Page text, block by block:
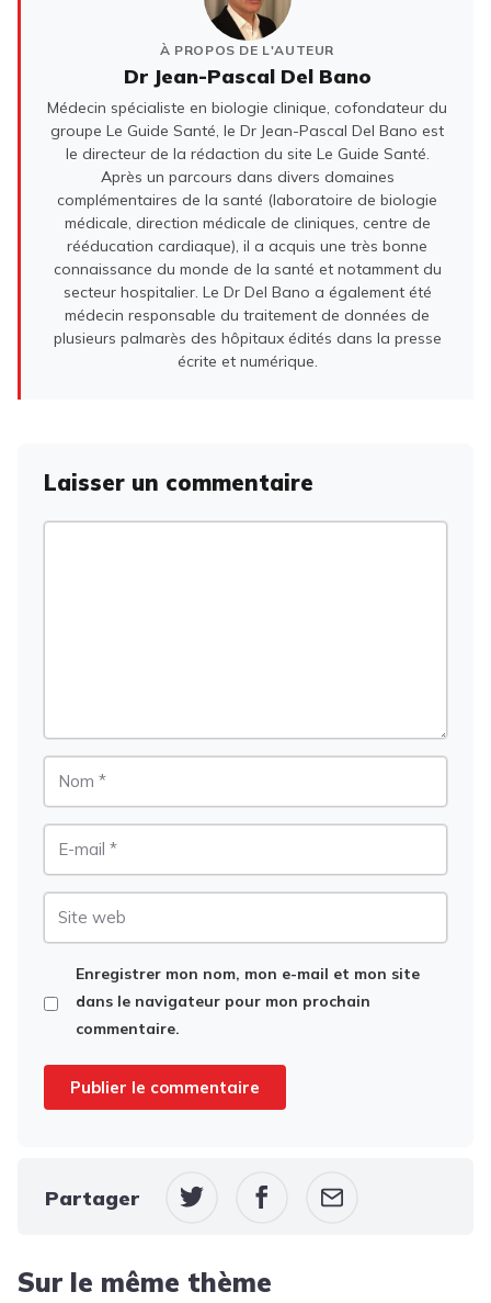
À PROPOS DE L'AUTEUR
Dr Jean-Pascal Del Bano
Médecin spécialiste en biologie clinique, cofondateur du
groupe Le Guide Santé, le Dr Jean-Pascal Del Bano est
le directeur de la rédaction du site Le Guide Santé.
Après un parcours dans divers domaines
complémentaires de la santé (laboratoire de biologie
médicale, direction médicale de cliniques, centre de
rééducation cardiaque), il a acquis une très bonne
connaissance du monde de la santé et notamment du
secteur hospitalier. Le Dr Del Bano a également été
médecin responsable du traitement de données de
plusieurs palmarès des hôpitaux édités dans la presse
écrite et numérique.
Laisser un commentaire
Enregistrer mon nom, mon e-mail et mon site
dans le navigateur pour mon prochain
commentaire.
Partager
Sur le même thème